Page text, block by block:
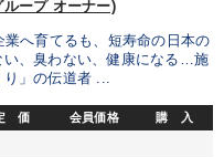
ープ オーナー)
へ育てるも、短寿命の日本の
い、臭わない、健康になる…施
り」の伝道者 ...
価 会員価格 購 入